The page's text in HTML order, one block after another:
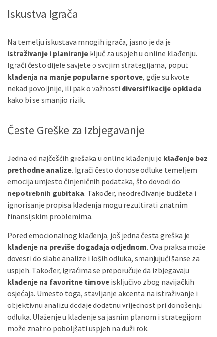
Iskustva Igrača
Na temelju iskustava mnogih igrača, jasno je da je
istraživanje i planiranje ključ za uspjeh u online klađenju.
Igrači često dijele savjete o svojim strategijama, poput
klađenja na manje popularne sportove, gdje su kvote
nekad povoljnije, ili pak o važnosti diversifikacije opklada
kako bi se smanjio rizik.
Česte Greške za Izbjegavanje
Jedna od najčešćih grešaka u online klađenju je klađenje bez
prethodne analize. Igrači često donose odluke temeljem
emocija umjesto činjeničnih podataka, što dovodi do
nepotrebnih gubitaka. Također, neodređivanje budžeta i
ignorisanje propisa klađenja mogu rezultirati znatnim
finansijskim problemima.
Pored emocionalnog klađenja, još jedna česta greška je
klađenje na previše događaja odjednom. Ova praksa može
dovesti do slabe analize i loših odluka, smanjujući šanse za
uspjeh. Također, igračima se preporučuje da izbjegavaju
klađenje na favoritne timove isključivo zbog navijačkih
osjećaja. Umesto toga, stavljanje akcenta na istraživanje i
objektivnu analizu dodaje dodatnu vrijednost pri donošenju
odluka. Ulaženje u klađenje sa jasnim planom i strategijom
može znatno poboljšati uspjeh na duži rok.